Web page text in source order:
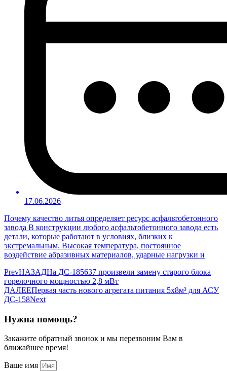
17.06.2026
Почему качество литья определяет ресурс асфальтобетонного
завода В конструкции любого асфальтобетонного завода есть
детали, которые работают в условиях, близких к
экстремальным. Высокая температура, постоянное
воздействие абразивных материалов, ударные нагрузки и
PrevНАЗАДНа ДС-185637 произвели замену старого блока
горелочного мощностью 2,8 мВт
ДАЛЕЕПервая часть нового агрегата питания 5х8м³ для АСУ
ДС-158Next
Нужна помощь?
Закажите обратный звонок и мы перезвоним Вам в
ближайшее время!
Ваше имя